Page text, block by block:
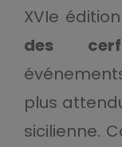
XVIe
des
plus
sicilienne.